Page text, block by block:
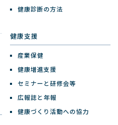
健康診断の方法
健康支援
産業保健
健康増進支援
セミナーと研修会等
広報誌と年報
健康づくり活動への協力